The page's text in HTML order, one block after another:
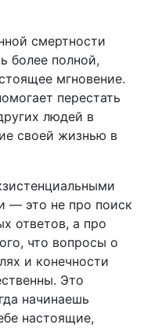
смертности
более полной,
мгновение.
перестать
людей в
своей жизнью в
— это не про поиск
ответов, а про
что вопросы о
и конечности
Это
начинаешь
настоящие,